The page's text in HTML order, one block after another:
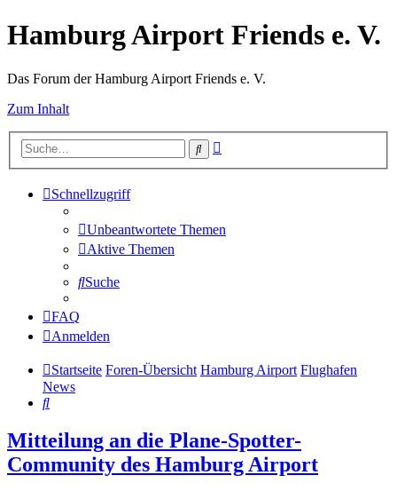
Hamburg Airport Friends e. V.
Das Forum der Hamburg Airport Friends e. V.
Zum Inhalt
Suche
Schnellzugriff
Unbeantwortete Themen
Aktive Themen
Suche
FAQ
Anmelden
Startseite Foren-Übersicht Hamburg Airport Flughafen
News
Suche
Mitteilung an die Plane-Spotter-
Community des Hamburg Airport